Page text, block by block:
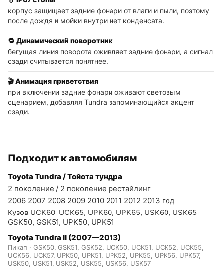
корпус защищает задние фонари от влаги и пыли, поэтому
после дождя и мойки внутри нет конденсата.
🔁 Динамический поворотник
бегущая линия поворота оживляет задние фонари, а сигнал
сзади считывается понятнее.
🎬 Анимация приветствия
при включении задние фонари оживают световым
сценарием, добавляя Tundra запоминающийся акцент
сзади.
Подходит к автомобилям
Toyota Tundra / Тойота тундра
2 поколение / 2 поколение рестайлинг
2006 2007 2008 2009 2010 2011 2012 2013 год
Кузов UCK60, UCK65, UPK60, UPK65, USK60, USK65
GSK50, GSK51, UPK50, UPK51
Toyota Tundra II (2007—2013)
Пикап · GSK50, GSK51, GSK52, UCK50, UCK51, UCK52, UCK55,
UCK56, UCK57, UPK50, UPK51, UPK52, UPK55, UPK56, UPK57,
USK50, USK51, USK52, USK55, USK56, USK57